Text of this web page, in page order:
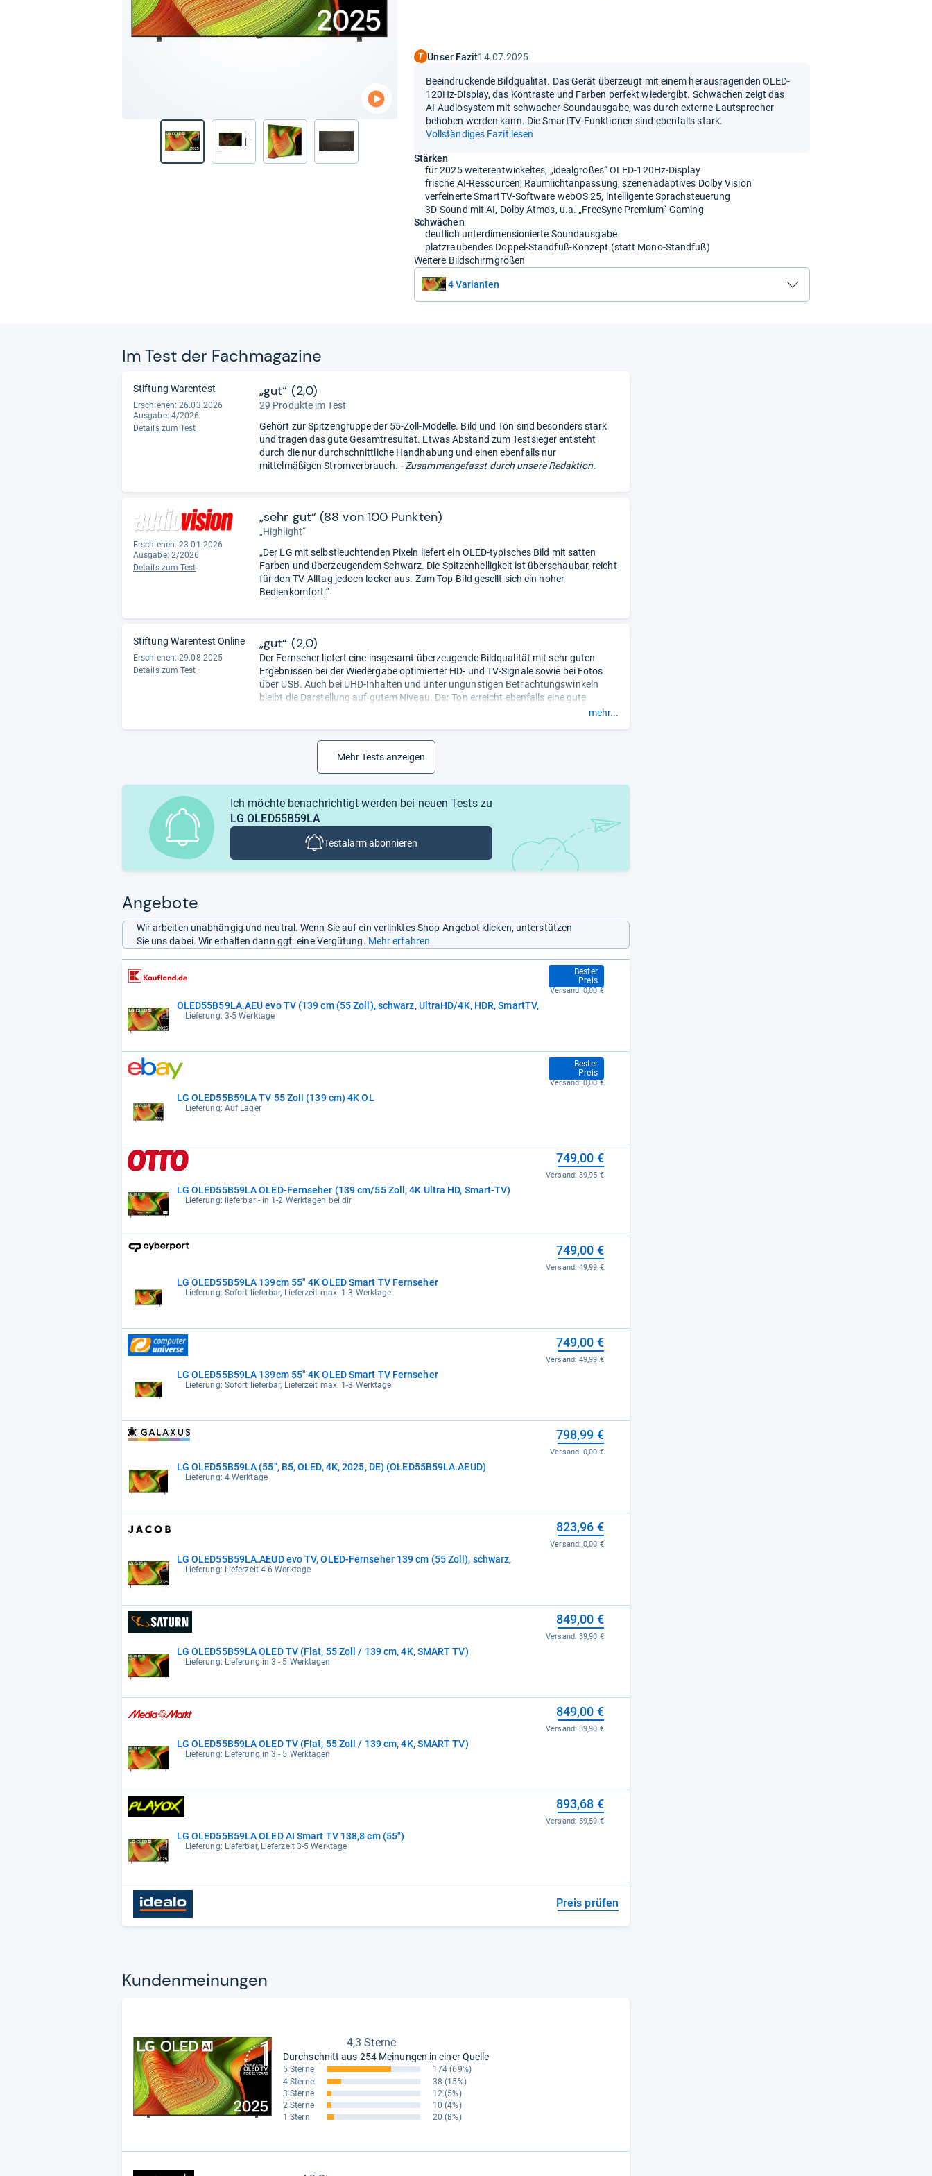
Unser Fazit14.07.2025
Beeindruckende Bildqualität. Das Gerät überzeugt mit einem herausragenden OLED-
120Hz-Display, das Kontraste und Farben perfekt wiedergibt. Schwächen zeigt das
AI-Audiosystem mit schwacher Soundausgabe, was durch externe Lautsprecher
behoben werden kann. Die SmartTV-Funktionen sind ebenfalls stark.
Vollständiges Fazit lesen
Stärken
für 2025 weiterentwickeltes, „idealgroßes“ OLED-120Hz-Display
frische AI-Ressourcen, Raumlichtanpassung, szenenadaptives Dolby Vision
verfeinerte SmartTV-Software webOS 25, intelligente Sprachsteuerung
3D-Sound mit AI, Dolby Atmos, u.a. „FreeSync Premium“-Gaming
Schwächen
deutlich unterdimensionierte Soundausgabe
platzraubendes Doppel-Standfuß-Konzept (statt Mono-Standfuß)
Weitere Bildschirmgrößen
4 Varianten
Im Test der Fach­ma­ga­zine
Stiftung Warentest
Erschienen:26.03.2026
Ausgabe: 4/2026
Details zum Test
„gut“ (2,0)
29 Produkte im Test
Gehört zur Spitzengruppe der 55-Zoll-Modelle. Bild und Ton sind besonders stark
und tragen das gute Gesamtresultat. Etwas Abstand zum Testsieger entsteht
durch die nur durchschnittliche Handhabung und einen ebenfalls nur
mittelmäßigen Stromverbrauch. - Zusammengefasst durch unsere Redaktion.
Erschienen:23.01.2026
Ausgabe: 2/2026
Details zum Test
„sehr gut“ (88 von 100 Punkten)
„Highlight“
„Der LG mit selbstleuchtenden Pixeln liefert ein OLED-typisches Bild mit satten
Farben und überzeugendem Schwarz. Die Spitzenhelligkeit ist überschaubar, reicht
für den TV-Alltag jedoch locker aus. Zum Top-Bild gesellt sich ein hoher
Bedienkomfort.“
Stiftung Warentest Online
Erschienen: 29.08.2025
Details zum Test
„gut“ (2,0)
Der Fernseher liefert eine insgesamt überzeugende Bildqualität mit sehr guten
Ergebnissen bei der Wiedergabe optimierter HD- und TV-Signale sowie bei Fotos
über USB. Auch bei UHD-Inhalten und unter ungünstigen Betrachtungswinkeln
bleibt die Darstellung auf gutem Niveau. Der Ton erreicht ebenfalls eine gute
Bewertung. In der Handhabung zeigen sich hingegen Schwächen, insbesonderemehr...
Mehr Tests anzeigen
Ich möchte benachrichtigt werden bei neuen Tests zu
LG OLED55B59LA
Testalarm abonnieren
Angebote
Wir arbeiten unabhängig und neutral. Wenn Sie auf ein verlinktes Shop-Angebot klicken, unterstützen
Sie uns dabei. Wir erhalten dann ggf. eine Vergütung. Mehr erfahren
OLED55B59LA.AEU evo TV (139 cm (55 Zoll), schwarz, UltraHD/4K, HDR, SmartTV,
Lieferung: 3-5 Werktage
Bester
Preis
749,00 €
Versand:0,00 €
LG OLED55B59LA TV 55 Zoll (139 cm) 4K OL
Lieferung: Auf Lager
Bester
Preis
749,00 €
Versand:0,00 €
LG OLED55B59LA OLED-Fernseher (139 cm/55 Zoll, 4K Ultra HD, Smart-TV)
Lieferung: lieferbar - in 1-2 Werktagen bei dir
749,00 €
Versand:39,95 €
LG OLED55B59LA 139cm 55" 4K OLED Smart TV Fernseher
Lieferung: Sofort lieferbar, Lieferzeit max. 1-3 Werktage
749,00 €
Versand:49,99 €
LG OLED55B59LA 139cm 55" 4K OLED Smart TV Fernseher
Lieferung: Sofort lieferbar, Lieferzeit max. 1-3 Werktage
749,00 €
Versand:49,99 €
LG OLED55B59LA (55", B5, OLED, 4K, 2025, DE) (OLED55B59LA.AEUD)
Lieferung: 4 Werktage
798,99 €
Versand:0,00 €
LG OLED55B59LA.AEUD evo TV, OLED-Fernseher 139 cm (55 Zoll), schwarz,
Lieferung: Lieferzeit 4-6 Werktage
823,96 €
Versand:0,00 €
LG OLED55B59LA OLED TV (Flat, 55 Zoll / 139 cm, 4K, SMART TV)
Lieferung: Lieferung in 3 - 5 Werktagen
849,00 €
Versand:39,90 €
LG OLED55B59LA OLED TV (Flat, 55 Zoll / 139 cm, 4K, SMART TV)
Lieferung: Lieferung in 3 - 5 Werktagen
849,00 €
Versand:39,90 €
LG OLED55B59LA OLED AI Smart TV 138,8 cm (55")
Lieferung: Lieferbar, Lieferzeit 3-5 Werktage
893,68 €
Versand: 59,59 €
Preis prüfen
Kun­den­mei­nun­gen
4,3 Sterne
Durchschnitt aus 254 Meinungen in einer Quelle
5 Sterne 174 (69%)
4 Sterne
38 (15%)
3 Sterne
12 (5%)
2 Sterne
10 (4%)
1 Stern
20 (8%)